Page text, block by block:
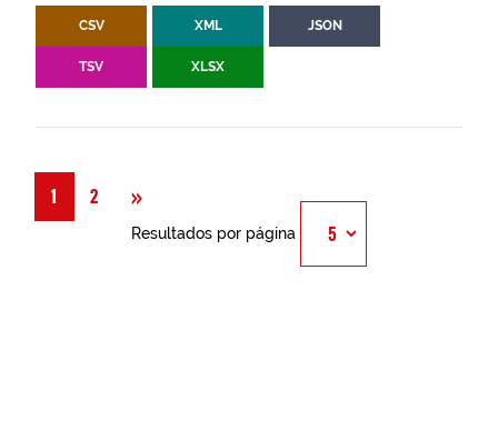
CSV XML JSON
TSV XLSX
1 2 »
Resultados por página